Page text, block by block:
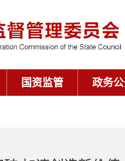
国资监管 政务